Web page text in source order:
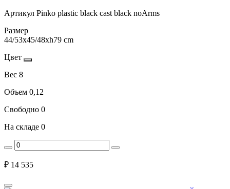
Артикул Pinko plastic black cast black noArms
Размер
44/53x45/48xh79 cm
Цвет
Вес 8
Объем 0,12
Свободно 0
На складе 0
₽ 14 535